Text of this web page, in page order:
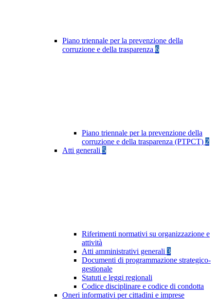
Piano triennale per la prevenzione della
corruzione e della trasparenza 6
Piano triennale per la prevenzione della
corruzione e della trasparenza (PTPCT) 2
Atti generali 5
Riferimenti normativi su organizzazione e
attività
Atti amministrativi generali 3
Documenti di programmazione strategico-
gestionale
Statuti e leggi regionali
Codice disciplinare e codice di condotta
Oneri informativi per cittadini e imprese